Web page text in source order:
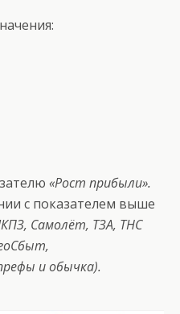
«Рост прибыли».
с показателем выше
Самолёт, ТЗА, ТНС
и обычка).